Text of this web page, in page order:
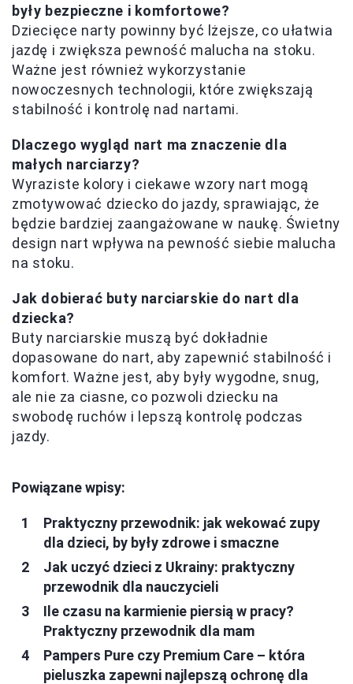
były bezpieczne i komfortowe?
Dziecięce narty powinny być lżejsze, co ułatwia
jazdę i zwiększa pewność malucha na stoku.
Ważne jest również wykorzystanie
nowoczesnych technologii, które zwiększają
stabilność i kontrolę nad nartami.
Dlaczego wygląd nart ma znaczenie dla
małych narciarzy?
Wyraziste kolory i ciekawe wzory nart mogą
zmotywować dziecko do jazdy, sprawiając, że
będzie bardziej zaangażowane w naukę. Świetny
design nart wpływa na pewność siebie malucha
na stoku.
Jak dobierać buty narciarskie do nart dla
dziecka?
Buty narciarskie muszą być dokładnie
dopasowane do nart, aby zapewnić stabilność i
komfort. Ważne jest, aby były wygodne, snug,
ale nie za ciasne, co pozwoli dziecku na
swobodę ruchów i lepszą kontrolę podczas
jazdy.
Powiązane wpisy:
Praktyczny przewodnik: jak wekować zupy
dla dzieci, by były zdrowe i smaczne
Jak uczyć dzieci z Ukrainy: praktyczny
przewodnik dla nauczycieli
Ile czasu na karmienie piersią w pracy?
Praktyczny przewodnik dla mam
Pampers Pure czy Premium Care – która
pieluszka zapewni najlepszą ochronę dla